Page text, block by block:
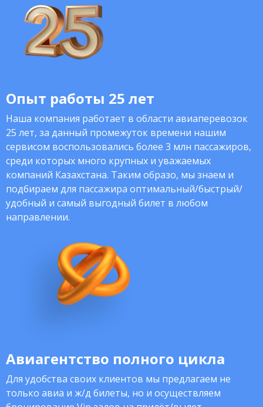
Опыт работы 25 лет
Наша компания работает в области авиаперевозок
25 лет, за данный промежуток времени нашим
сервисом воспользовались более 3 млн пассажиров,
среди которых много крупных и уважаемых
компаний Казахстана. Таким образо, мы знаем и
подбираем для пассажира оптимальный/быстрый/
удобный и самый выгодный билет в любом
направлении.
Авиагентство полного цикла
Для удобства своих клиентов мы предлагаем не
только авиа и ж/д билеты, но и осуществляем